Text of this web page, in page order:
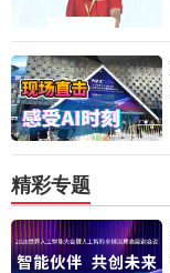
精彩专题